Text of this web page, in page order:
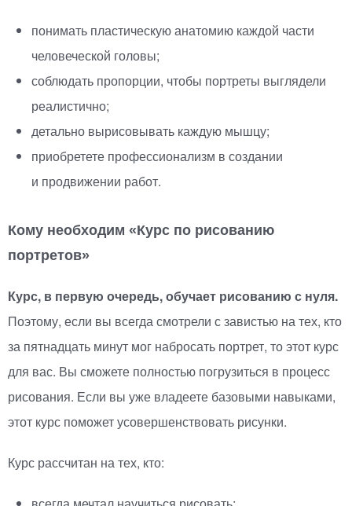
понимать пластическую анатомию каждой части
человеческой головы;
соблюдать пропорции, чтобы портреты выглядели
реалистично;
детально вырисовывать каждую мышцу;
приобретете профессионализм в создании
и продвижении работ.
Кому необходим «Курс по рисованию
портретов»
Курс, в первую очередь, обучает рисованию с нуля.
Поэтому, если вы всегда смотрели с завистью на тех, кто
за пятнадцать минут мог набросать портрет, то этот курс
для вас. Вы сможете полностью погрузиться в процесс
рисования. Если вы уже владеете базовыми навыками,
этот курс поможет усовершенствовать рисунки.
Курс рассчитан на тех, кто: